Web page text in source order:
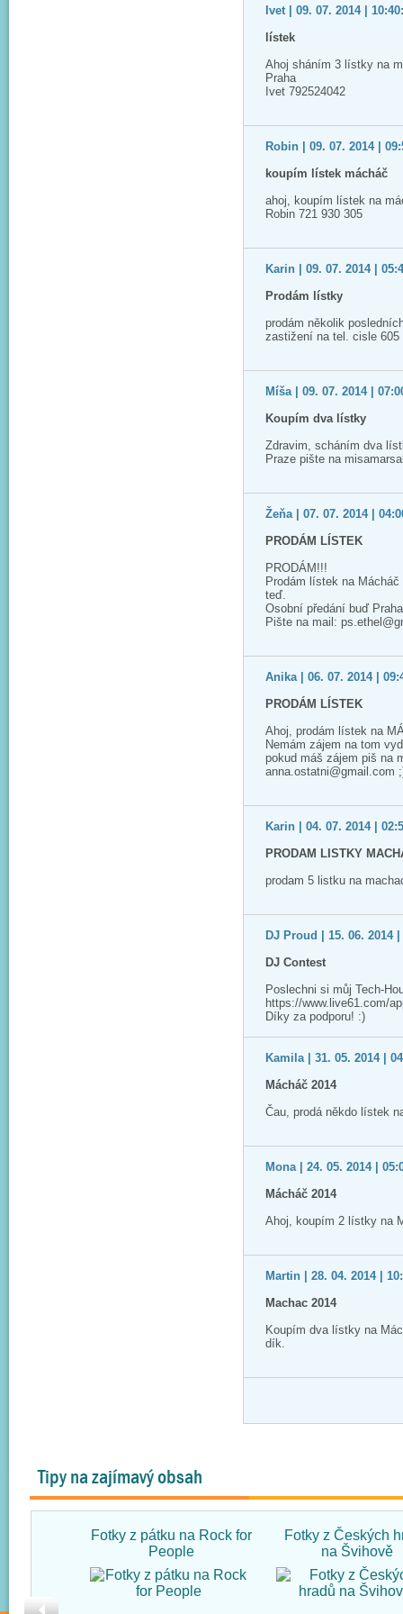
Ivet | 09. 07. 2014 |
lístek
Ahoj sháním 3 lístky na
Praha
Ivet 792524042
Robin | 09. 07. 2014 |
koupím lístek mácháč
ahoj, koupím lístek na
Robin 721 930 305
Karin | 09. 07. 2014 |
Prodám lístky
prodám několik
zastižení na tel. cisle 605
Míša | 09. 07. 2014 |
Koupím dva lístky
Zdravim, scháním dva
Praze pište na
Žeňa | 07. 07. 2014 |
PRODÁM LÍSTEK
PRODÁM!!!
Prodám lístek na
teď.
Osobní předání buď
Pište na mail:
Anika | 06. 07. 2014 |
PRODÁM LÍSTEK
Ahoj, prodám lístek na
Nemám zájem na tom
pokud máš zájem piš na
anna.ostatni@gmail.com
Karin | 04. 07. 2014 |
PRODAM LISTKY
prodam 5 listku na
DJ Proud | 15. 06. 2014 |
DJ Contest
Poslechni si můj Tech-
https://www.live61.com/
Díky za podporu! :)
Kamila | 31. 05. 2014 |
Mácháč 2014
Čau, prodá někdo lístek
Mona | 24. 05. 2014 |
Mácháč 2014
Ahoj, koupím 2 lístky na
Martin | 28. 04. 2014 |
Machac 2014
Koupím dva lístky na
dík.
Tipy na zajímavý obsah
Fotky z pátku na Rock for
People
Fotky z Českých
na Švihově